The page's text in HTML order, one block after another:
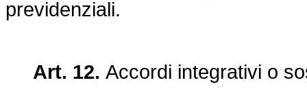
previdenziali.
Art. 12. Accordi integrativi o